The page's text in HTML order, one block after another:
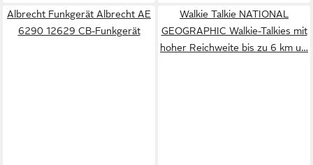
Albrecht Funkgerät Albrecht AE
6290 12629 CB-Funkgerät
Walkie Talkie NATIONAL
GEOGRAPHIC Walkie-Talkies mit
hoher Reichweite bis zu 6 km u…